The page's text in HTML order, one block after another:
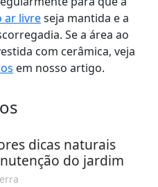
ar livreseja mantida e a
Se a área ao
com cerâmica, veja
em nosso artigo.
dicas naturais
do jardim